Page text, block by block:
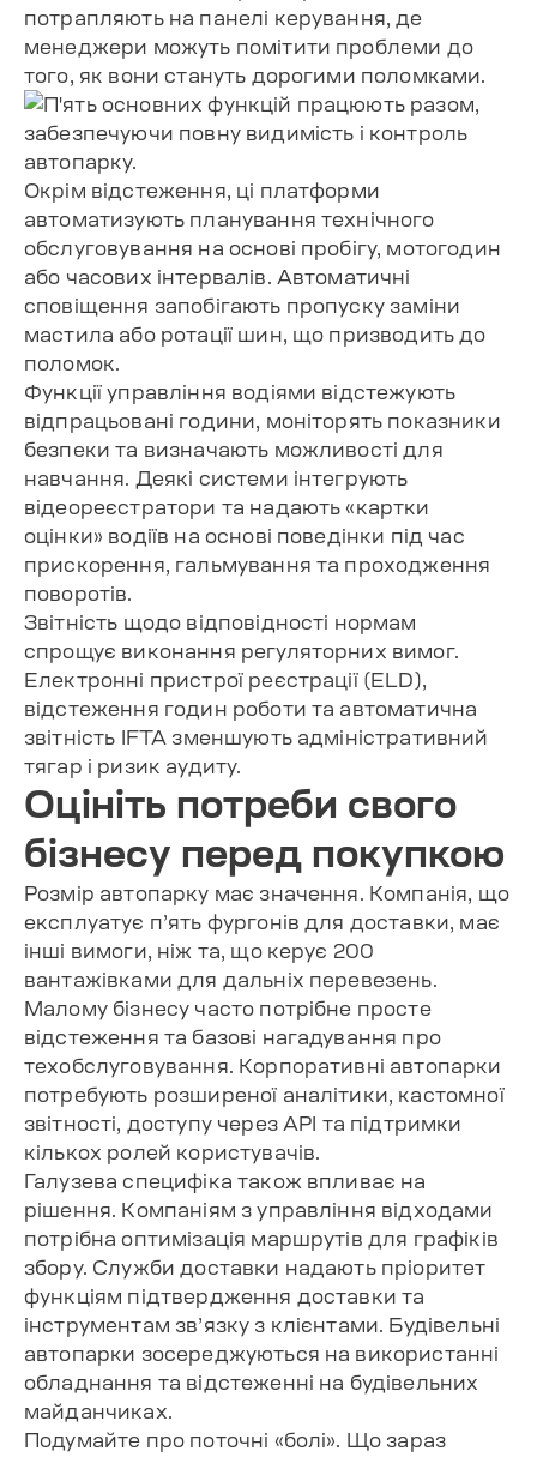
потрапляють на панелі керування, де
менеджери можуть помітити проблеми до
того, як вони стануть дорогими поломками.
Окрім відстеження, ці платформи
автоматизують планування технічного
обслуговування на основі пробігу, мотогодин
або часових інтервалів. Автоматичні
сповіщення запобігають пропуску заміни
мастила або ротації шин, що призводить до
поломок.
Функції управління водіями відстежують
відпрацьовані години, моніторять показники
безпеки та визначають можливості для
навчання. Деякі системи інтегрують
відеореєстратори та надають «картки
оцінки» водіїв на основі поведінки під час
прискорення, гальмування та проходження
поворотів.
Звітність щодо відповідності нормам
спрощує виконання регуляторних вимог.
Електронні пристрої реєстрації (ELD),
відстеження годин роботи та автоматична
звітність IFTA зменшують адміністративний
тягар і ризик аудиту.
Оцініть потреби свого
бізнесу перед покупкою
Розмір автопарку має значення. Компанія, що
експлуатує п’ять фургонів для доставки, має
інші вимоги, ніж та, що керує 200
вантажівками для дальніх перевезень.
Малому бізнесу часто потрібне просте
відстеження та базові нагадування про
техобслуговування. Корпоративні автопарки
потребують розширеної аналітики, кастомної
звітності, доступу через API та підтримки
кількох ролей користувачів.
Галузева специфіка також впливає на
рішення. Компаніям з управління відходами
потрібна оптимізація маршрутів для графіків
збору. Служби доставки надають пріоритет
функціям підтвердження доставки та
інструментам зв’язку з клієнтами. Будівельні
автопарки зосереджуються на використанні
обладнання та відстеженні на будівельних
майданчиках.
Подумайте про поточні «болі». Що зараз